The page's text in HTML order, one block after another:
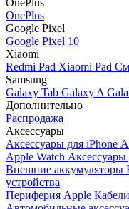
OnePlus
OnePlus
Google Pixel
Google Pixel 10
Xiaomi
Redmi Pad Xiaomi Pad
Samsung
Galaxy Tab Galaxy A
Дополнительно
Распродажа
Аксессуары
Аксессуары для iPhone
Apple Watch
Внешние аккумуляторы
устройства
Периферия Apple